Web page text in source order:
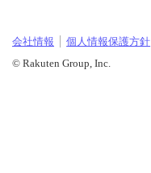
会社情報 個人情報保護方針
© Rakuten Group, Inc.